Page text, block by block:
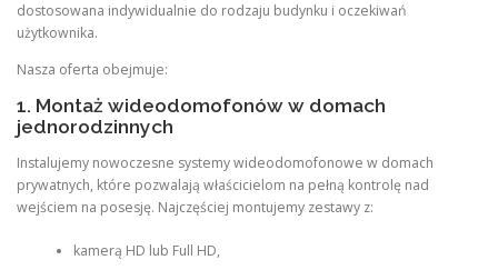
dostosowana indywidualnie do rodzaju budynku i oczekiwań
użytkownika.
Nasza oferta obejmuje:
1. Montaż wideodomofonów w domach
jednorodzinnych
Instalujemy nowoczesne systemy wideodomofonowe w domach
prywatnych, które pozwalają właścicielom na pełną kontrolę nad
wejściem na posesję. Najczęściej montujemy zestawy z:
kamerą HD lub Full HD,